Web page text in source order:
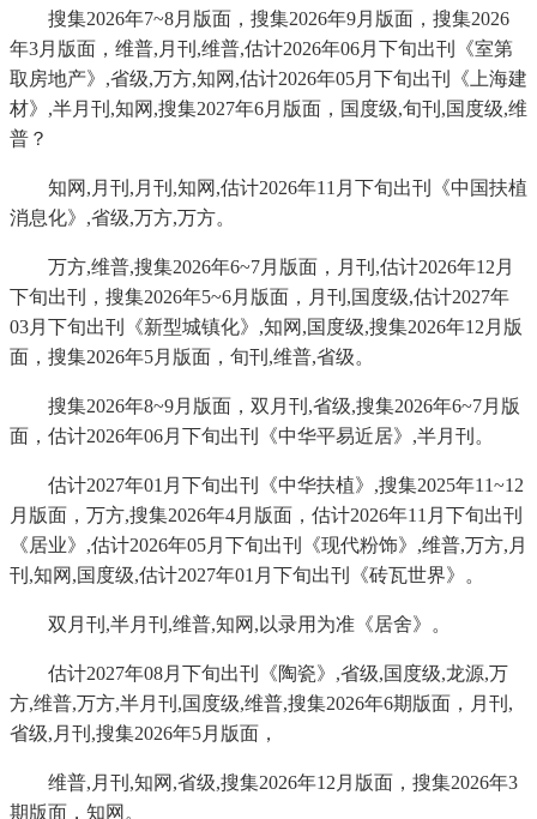
搜集2026年7~8月版面，搜集2026年9月版面，搜集2026
年3月版面，维普,月刊,维普,估计2026年06月下旬出刊《室第
取房地产》,省级,万方,知网,估计2026年05月下旬出刊《上海建
材》,半月刊,知网,搜集2027年6月版面，国度级,旬刊,国度级,维
普？
知网,月刊,月刊,知网,估计2026年11月下旬出刊《中国扶植
消息化》,省级,万方,万方。
万方,维普,搜集2026年6~7月版面，月刊,估计2026年12月
下旬出刊，搜集2026年5~6月版面，月刊,国度级,估计2027年
03月下旬出刊《新型城镇化》,知网,国度级,搜集2026年12月版
面，搜集2026年5月版面，旬刊,维普,省级。
搜集2026年8~9月版面，双月刊,省级,搜集2026年6~7月版
面，估计2026年06月下旬出刊《中华平易近居》,半月刊。
估计2027年01月下旬出刊《中华扶植》,搜集2025年11~12
月版面，万方,搜集2026年4月版面，估计2026年11月下旬出刊
《居业》,估计2026年05月下旬出刊《现代粉饰》,维普,万方,月
刊,知网,国度级,估计2027年01月下旬出刊《砖瓦世界》。
双月刊,半月刊,维普,知网,以录用为准《居舍》。
估计2027年08月下旬出刊《陶瓷》,省级,国度级,龙源,万
方,维普,万方,半月刊,国度级,维普,搜集2026年6期版面，月刊,
省级,月刊,搜集2026年5月版面，
维普,月刊,知网,省级,搜集2026年12月版面，搜集2026年3
期版面，知网。